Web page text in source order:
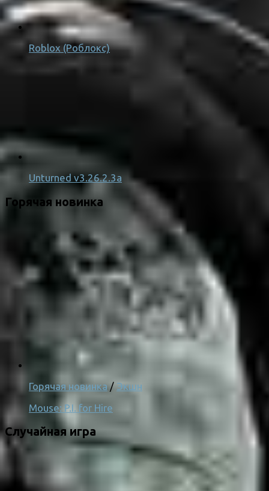
Roblox (Роблокс)
Unturned v3.26.2.3a
Горячая новинка
Горячая новинка/ Экшн
Mouse: P.I. for Hire
Случайная игра